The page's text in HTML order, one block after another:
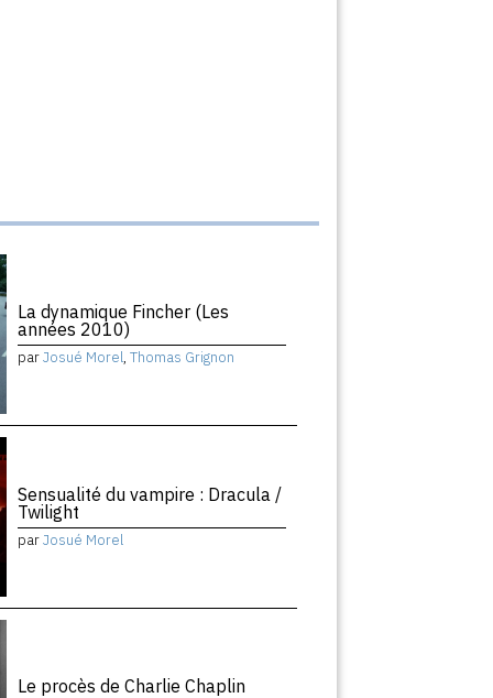
La dynamique Fincher (Les
années 2010)
parJosué Morel, Thomas Grignon
Sensualité du vampire : Dracula /
Twilight
parJosué Morel
Le procès de Charlie Chaplin